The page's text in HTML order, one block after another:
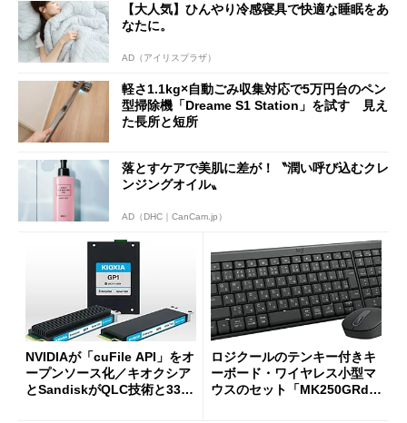
【大人気】ひんやり冷感寝具で快適な睡眠をあ
なたに。
AD（アイリスプラザ）
軽さ1.1kg×自動ごみ収集対応で5万円台のペン
型掃除機「Dreame S1 Station」を試す 見え
た長所と短所
落とすケアで美肌に差が！〝潤い呼び込むクレ
ンジングオイル〟
AD（DHC｜CanCam.jp）
NVIDIAが「cuFile API」をオ
ープンソース化／キオクシア
とSandiskがQLC技術と332
ロジクールのテンキー付きキ
ーボード・ワイヤレス小型マ
ウスのセット「MK250GRd」